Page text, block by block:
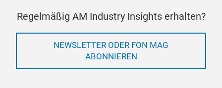
Regelmäßig AM Industry Insights erhalten?
NEWSLETTER ODER FON MAG
ABONNIEREN